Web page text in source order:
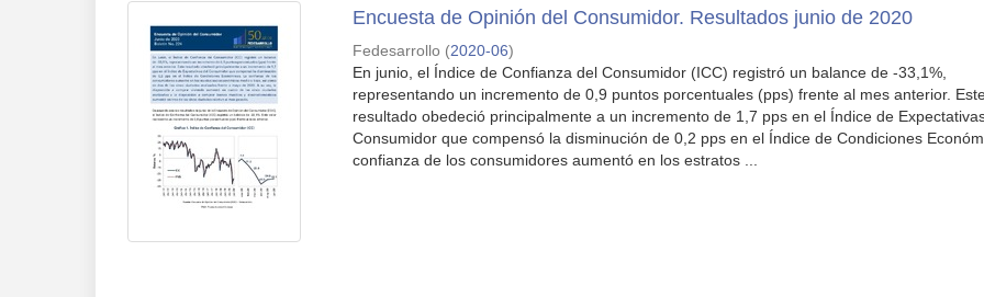
Encuesta de Opinión del Consumidor. Resultados junio de 2020
Fedesarrollo (2020-06)
En junio, el Índice de Confianza del Consumidor (ICC) registró un balance de -33,1%,
representando un incremento de 0,9 puntos porcentuales (pps) frente al mes anterior.
resultado obedeció principalmente a un incremento de 1,7 pps en el Índice de
Consumidor que compensó la disminución de 0,2 pps en el Índice de Condiciones
confianza de los consumidores aumentó en los estratos ...